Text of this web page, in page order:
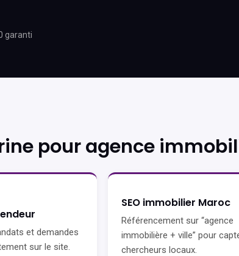
garanti
pour agence
et demandes
sur le site.
SEO immobilier Maroc
Référencement sur “agence
immobilière + ville” pour
chercheurs locaux.